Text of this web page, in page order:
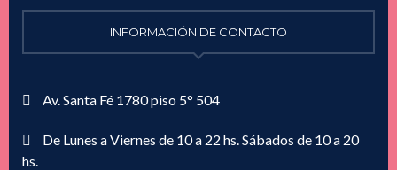
INFORMACIÓN DE CONTACTO
Av. Santa Fé 1780 piso 5° 504
De Lunes a Viernes de 10 a 22 hs. Sábados de 10 a 20
hs.